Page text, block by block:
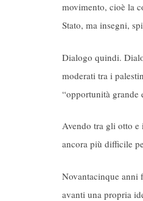
movimento, cioè la
Stato, ma insegni,
Dialogo quindi.
moderati tra i
“opportunità
Avendo tra gli otto e
ancora più difficile
Novantacinque anni
avanti una propria